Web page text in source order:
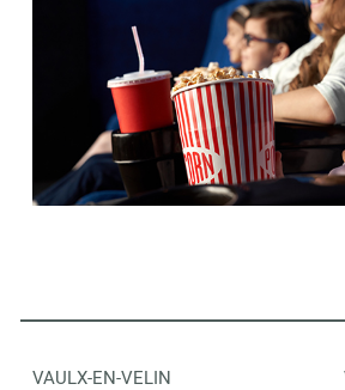
VAULX-EN-VELIN